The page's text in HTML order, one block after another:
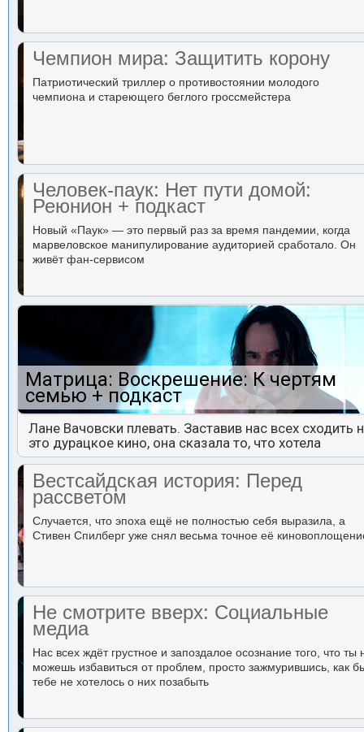
Чемпион мира: Защитить корону
Патриотический триллер о противостоянии молодого
чемпиона и стареющего беглого гроссмейстера
Человек-паук: Нет пути домой:
Реюнион + подкаст
Новый «Паук» — это первый раз за время пандемии, когда
марвеловское манипулирование аудиторией сработало. Он
живёт фан-сервисом
Матрица: Воскрешение: К чертям
семью + подкаст
Лане Вачовски плевать. Заставив нас всех сходить
это дурацкое кино, она сказала то, что хотела
Вестсайдская история: Перед
рассветом
Случается, что эпоха ещё не полностью себя выразила, а
Стивен Спилберг уже снял весьма точное её
Не смотрите вверх: Социальные
медиа
Нас всех ждёт грустное и запоздалое осознание того, что ты
можешь избавиться от проблем, просто зажмурившись, как
тебе не хотелось о них позабыть